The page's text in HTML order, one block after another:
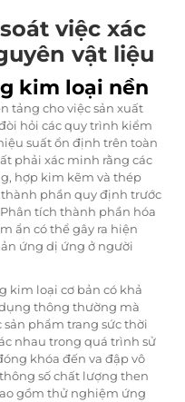
việc xác
vật liệu
kim loại nền
tảng cho việc sản xuất
hỏi các quy trình kiểm
suất ổn định trên toàn
phải xác minh rằng các
hợp kim kẽm và thép
phần quy định trước
tích thành phần hóa
ẩn có thể gây ra hiện
ứng dị ứng ở người
kim loại cơ bản có khả
thông thường mà
phẩm trang sức thời
nhau trong quá trình sử
khóa đến va đập vô
số chất lượng then
gồm thử nghiệm ứng